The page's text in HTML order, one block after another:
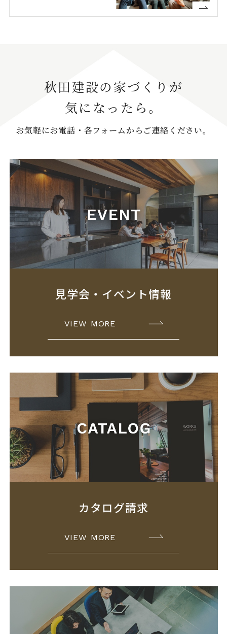
秋田建設の家づくりが
気になったら。
お気軽にお電話・各フォームからご連絡ください。
見学会・イベント情報
VIEW MORE
カタログ請求
VIEW MORE